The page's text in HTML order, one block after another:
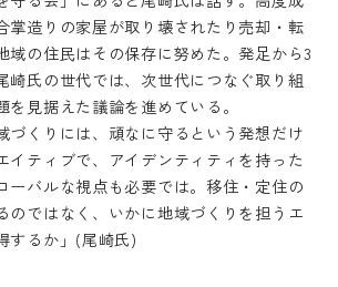
掌造りの家屋が取り壊されたり売却・転
域の住民はその保存に努めた。発足から3
崎氏の世代では、次世代につなぐ取り組
を見据えた議論を進めている。
づくりには、頑なに守るという発想だけ
イティブで、アイデンティティを持った
ーバルな視点も必要では。移住・定住の
のではなく、いかに地域づくりを担うエ
するか」(尾崎氏)